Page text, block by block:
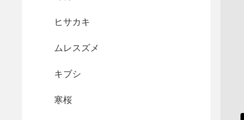
ヒサカキ
ムレスズメ
キブシ
寒桜